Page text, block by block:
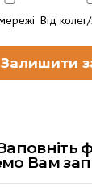
Від
Вам